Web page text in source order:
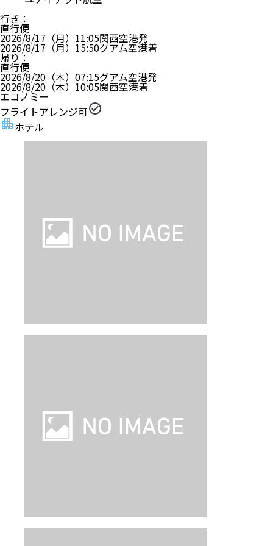
行き ：
直行便
2026/8/17（月） 11:05関西空港発
2026/8/17（月） 15:50グアム空港着
帰り ：
直行便
2026/8/20（木） 07:15グアム空港発
2026/8/20（木） 10:05関西空港着
エコノミー
フライトアレンジ可
ホテル